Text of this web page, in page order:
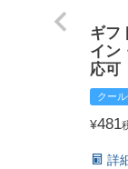
ギ
イン
応可
クー
¥481
詳